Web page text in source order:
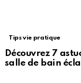
Tips vie pratique
Découvrez 7
salle de bain